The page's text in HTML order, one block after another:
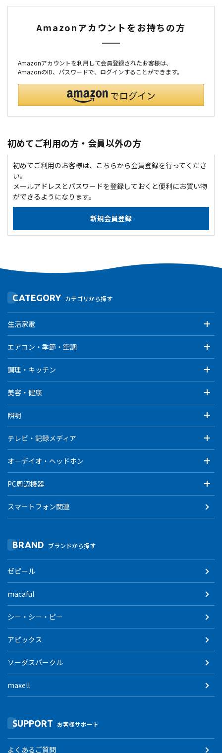
Amazonアカウントをお持ちの方
Amazonアカウントを利用して会員登録されたお客様は、
AmazonのID、パスワードで、ログインすることができます。
初めてご利用の方・会員以外の方
初めてご利用のお客様は、こちらから会員登録を行ってくださ
い。
メールアドレスとパスワードを登録しておくと便利にお買い物
ができるようになります。
CATEGORY カテゴリから探す
生活家電
エアコン・季節・空調
調理・キッチン
美容・健康
照明
テレビ・記録メディア
オーデイオ・ヘッドホン
PC周辺機器
スマートフォン関連
BRAND ブランドから探す
ゼピール
macaful
シー・シー・ピー
アピックス
ソーダスパークル
maxell
SUPPORT お客様サポート
よくあるご質問